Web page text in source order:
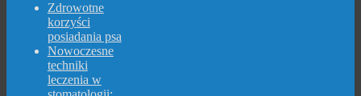
Zdrowotne
korzyści
posiadania psa
Nowoczesne
techniki
leczenia w